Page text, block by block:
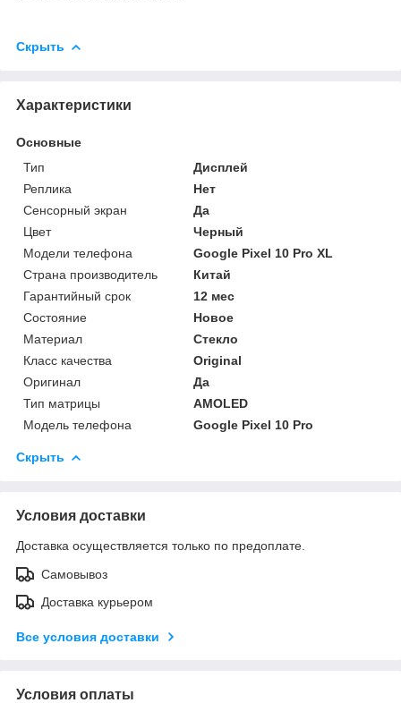
Скрыть
Характеристики
Основные
Тип
Дисплей
Реплика
Нет
Сенсорный экран
Да
Цвет
Черный
Модели телефона
Google Pixel 10 Pro XL
Страна производитель
Китай
Гарантийный срок
12 мес
Состояние
Новое
Материал
Стекло
Класс качества
Original
Оригинал
Да
Тип матрицы
AMOLED
Модель телефона
Google Pixel 10 Pro
Скрыть
Условия доставки
Доставка осуществляется только по предоплате.
Самовывоз
Доставка курьером
Все условия доставки
Условия оплаты